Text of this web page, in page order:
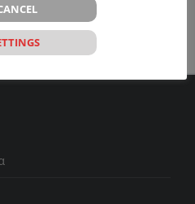
Restaurant